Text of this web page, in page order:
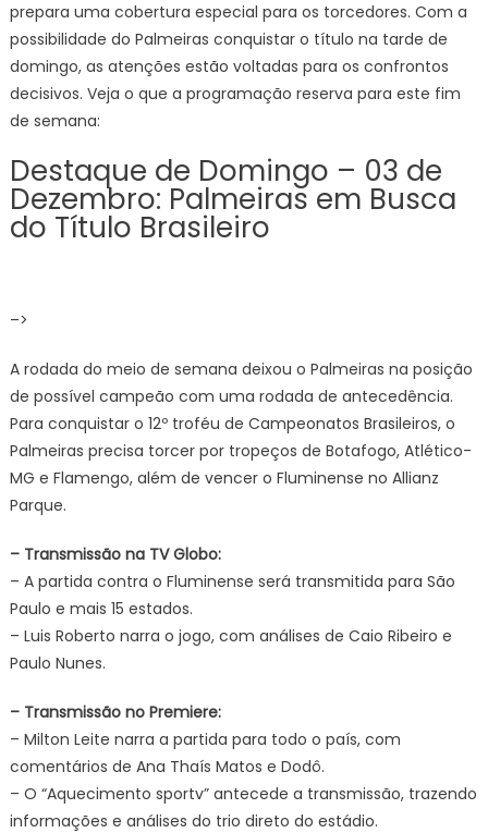
prepara uma cobertura especial para os torcedores. Com a
possibilidade do Palmeiras conquistar o título na tarde de
domingo, as atenções estão voltadas para os confrontos
decisivos. Veja o que a programação reserva para este fim
de semana:
Destaque de Domingo – 03 de
Dezembro: Palmeiras em Busca
do Título Brasileiro
–>
A rodada do meio de semana deixou o Palmeiras na posição
de possível campeão com uma rodada de antecedência.
Para conquistar o 12º troféu de Campeonatos Brasileiros, o
Palmeiras precisa torcer por tropeços de Botafogo, Atlético-
MG e Flamengo, além de vencer o Fluminense no Allianz
Parque.
– Transmissão na TV Globo:
– A partida contra o Fluminense será transmitida para São
Paulo e mais 15 estados.
– Luis Roberto narra o jogo, com análises de Caio Ribeiro e
Paulo Nunes.
– Transmissão no Premiere:
– Milton Leite narra a partida para todo o país, com
comentários de Ana Thaís Matos e Dodô.
– O “Aquecimento sportv” antecede a transmissão, trazendo
informações e análises do trio direto do estádio.